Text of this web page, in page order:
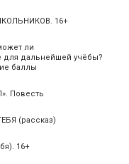
16+
ли
для дальнейшей учёбы?
баллы
Повесть
(рассказ)
16+